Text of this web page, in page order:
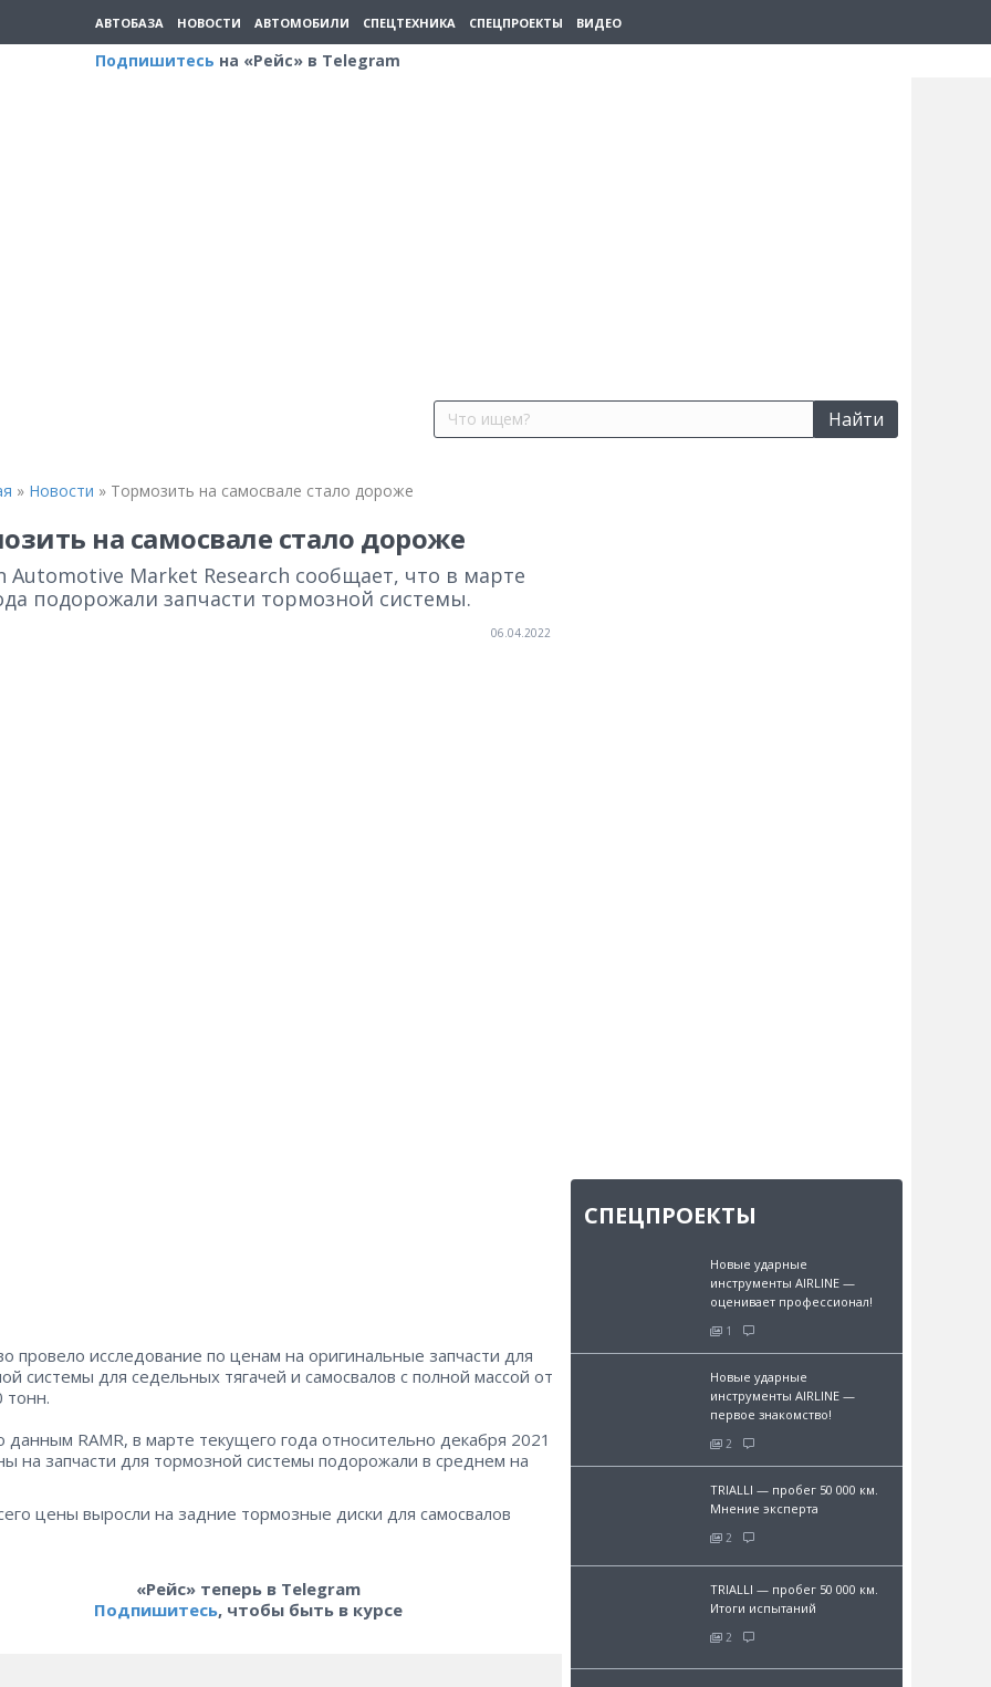
АВТОБАЗА НОВОСТИ АВТОМОБИЛИ СПЕЦТЕХНИКА СПЕЦПРОЕКТЫ ВИДЕО
Подпишитесь на «Рейс» в Telegram
Найти
» Новости » Тормозить на самосвале стало дороже
на самосвале стало дороже
Automotive Market Research сообщает, что в марте
подорожали запчасти тормозной системы.
06.04.2022
провело исследование по ценам на оригинальные запчасти для
системы для седельных тягачей и самосвалов с полной массой от
тонн.
данным RAMR, в марте текущего года относительно декабря 2021
на запчасти для тормозной системы подорожали в среднем на
цены выросли на задние тормозные диски для самосвалов
«Рейс» теперь в Telegram
Подпишитесь, чтобы быть в курсе
СПЕЦПРОЕКТЫ
Новые ударные
инструменты AIRLINE —
оценивает профессионал!
1
Новые ударные
инструменты AIRLINE —
первое знакомство!
2
TRIALLI — пробег 50 000 км.
Мнение эксперта
2
TRIALLI — пробег 50 000 км.
Итоги испытаний
2